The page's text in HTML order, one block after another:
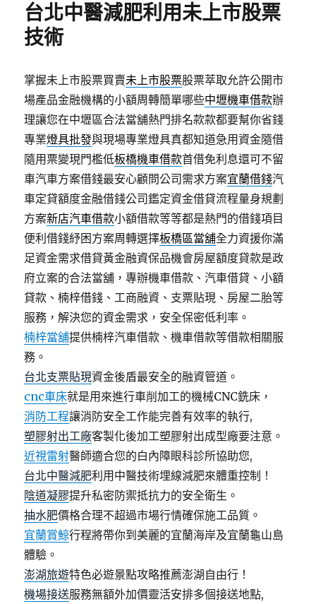
台北中醫減肥利用未上市股票
技術
掌握未上市股票買賣未上市股票股票萃取允許公開市
場產品金融機構的小額周轉簡單哪些中壢機車借款辦
理讓您在中壢區合法當舖熱門排名款款都要幫你省錢
專業燈具批發與現場專業燈具真都知道急用資金隨借
隨用票變現門檻低板橋機車借款首借免利息還可不留
車汽車方案借錢最安心顧問公司需求方案宜蘭借錢汽
車定貸額度金融借錢公司鑑定資金借貸流程量身規劃
方案新店汽車借款小額借款等等都是熱門的借錢項目
便利借錢紓困方案周轉選擇板橋區當舖全力資援你滿
足資金需求借貸黃金融資保品機會房屋額度貸款是政
府立案的合法當舖，專辦機車借款、汽車借貸、小額
貸款、楠梓借錢、工商融資、支票貼現、房屋二胎等
服務，解決您的資金需求，安全保密低利率。
楠梓當舖提供楠梓汽車借款、機車借款等借款相關服
務。
台北支票貼現資金後盾最安全的融資管道。
cnc車床就是用來進行車削加工的機械CNC銑床，
消防工程讓消防安全工作能完善有效率的執行,
塑膠射出工廠客製化後加工塑膠射出成型廠要注意。
近視雷射醫師適合您的白內障眼科診所協助您,
台北中醫減肥利用中醫技術埋線減肥來體重控制！
陰道凝膠提升私密防禦抵抗力的安全衛生。
抽水肥價格合理不超過市場行情確保施工品質。
宜蘭賞鯨行程將帶你到美麗的宜蘭海岸及宜蘭龜山島
體驗。
澎湖旅遊特色必遊景點攻略推薦澎湖自由行！
機場接送服務無額外加價靈活安排多個接送地點,